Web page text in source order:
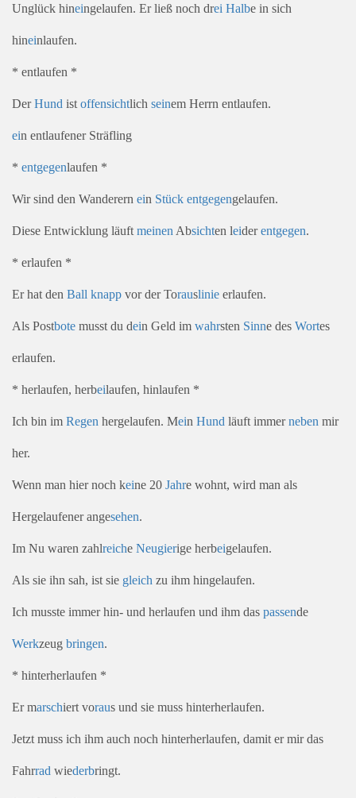
Unglück hineingelaufen. Er ließ noch drei Halbe in sich
hineinlaufen.
* entlaufen *
DerHund ist offensichtlich seinem Herrn entlaufen.
ein entlaufener Sträfling
* entgegenlaufen *
Wir sind den Wanderern ein Stück entgegengelaufen.
Diese Entwicklung läuft meinen Absichten leiderentgegen.
* erlaufen *
Er hat den Ball knapp vor der Torauslinie erlaufen.
Als Postbote musst du dein Geld im wahrsten Sinne des Wortes
erlaufen.
* herlaufen, herbeilaufen, hinlaufen *
Ich bin im Regen hergelaufen. Mein Hund läuft immerneben mir
her.
Wenn man hier noch keine 20 Jahre wohnt, wird man als
Hergelaufener angesehen.
Im Nu waren zahlreiche Neugierige herbeigelaufen.
Als sie ihn sah, ist sie gleich zu ihm hingelaufen.
Ich musste immer hin- und herlaufen und ihm das passende
Werkzeug bringen.
* hinterherlaufen *
Er marschiert voraus und sie muss hinterherlaufen.
Jetzt muss ich ihm auch noch hinterherlaufen, damit er mir das
Fahrrad wiederbringt.